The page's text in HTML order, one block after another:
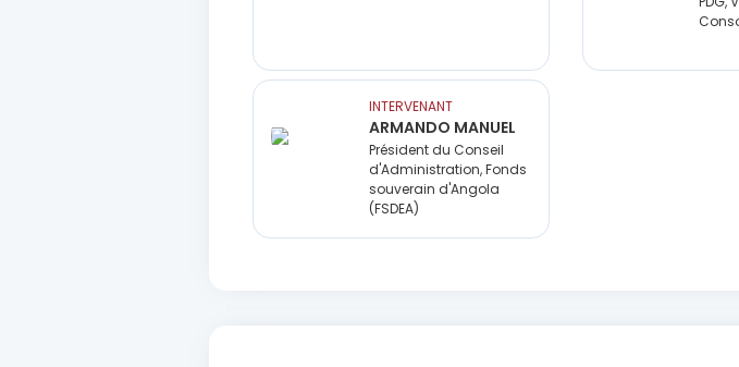
INTERVENANT
ARMANDO MANUEL
Président du Conseil
d'Administration, Fonds
souverain d'Angola
(FSDEA)